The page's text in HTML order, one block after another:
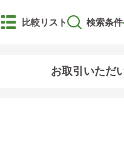
比較リスト 検索条件
お取引いただ